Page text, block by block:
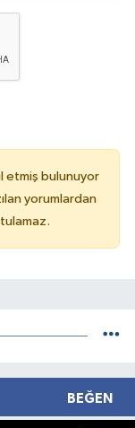
etmiş bulunuyor
yorumlardan
BEĞEN